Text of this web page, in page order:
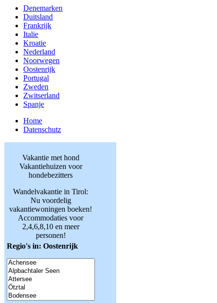
Denemarken
Duitsland
Frankrijk
Italie
Kroatie
Nederland
Noorwegen
Oostenrijk
Portugal
Zweden
Zwitserland
Spanje
Home
Datenschutz
Vakantie met hond
Vakantiehuizen voor
hondebezitters
Wandelvakantie in Tirol:
Nu voordelig
vakantiewoningen boeken!
Accommodaties voor
2,4,6,8,10 en meer
personen!
Regio's in: Oostenrijk